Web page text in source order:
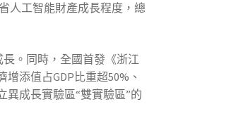
人工智能財產成長程度，總
。同時，全國首發《浙江
添值占GDP比重超50%、
成長實驗區“雙實驗區”的